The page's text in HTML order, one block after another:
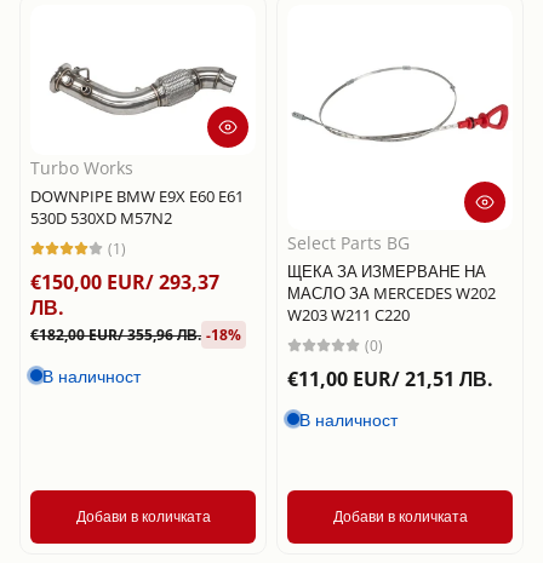
Turbo Works
DOWNPIPE BMW E9X E60 E61
530D 530XD M57N2
(1)
€150,00 EUR/ 293,37
ЛВ.
€182,00 EUR/ 355,96 ЛВ. -18%
В наличност
Добави в количката
Select Parts BG
ЩЕКА ЗА ИЗМЕРВАНЕ НА
МАСЛО ЗА MERCEDES W202
W203 W211 C220
(0)
€11,00 EUR/ 21,51 ЛВ.
В наличност
Добави в количката